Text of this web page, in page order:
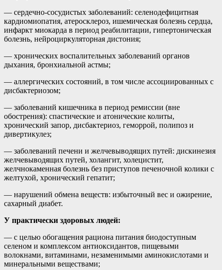
— сердечно-сосудистых заболеваний: селенодефицитная
кардиомиопатия, атеросклероз, ишемическая болезнь сердца,
инфаркт миокарда в период реабилитации, гипертоническая
болезнь, нейроциркуляторная дистония;
— хронических воспалительных заболеваний органов
дыхания, бронхиальной астмы;
— аллергических состояний, в том числе ассоциированных с
дисбактериозом;
— заболеваний кишечника в период ремиссии (вне
обострения): спастические и атонические колиты,
хронический запор, дисбактериоз, геморрой, полипоз и
дивертикулез;
— заболеваний печени и желчевыводящих путей: дискинезия
желчевыводящих путей, холангит, холецистит,
желчнокаменная болезнь без приступов печеночной колики с
желтухой, хронический гепатит;
— нарушений обмена веществ: избыточный вес и ожирение,
сахарный диабет.
У практически здоровых людей:
— с целью обогащения рациона питания биодоступным
селеном и комплексом антиоксидантов, пищевыми
волокнами, витаминами, незаменимыми аминокислотами и
минеральными веществами;